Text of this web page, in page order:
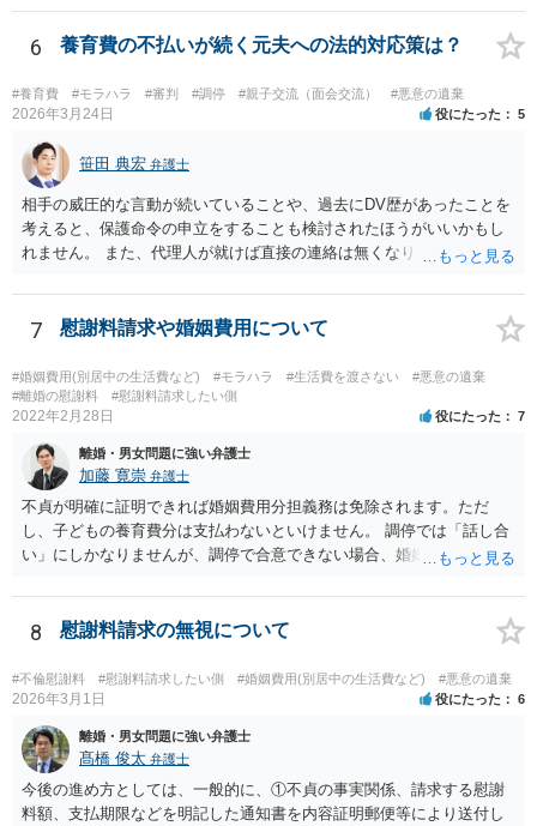
能力がない状況で作成した場合などは、無効になったり取り消された
りする可能性があります。しかし、法的には無効や取消しを主張する
ハードルはとても高いです。お聞きする限り、今回のケースでは無効
や取消しとなるような事情はないと思われます。 ③ 公正証書を作成
するには、公正証書を作成すること自体の双方の合意と相互の協力
ります）と、合意内容について双方の了承が必要です。 現状では相
手方と合意を経るのは、難しいのではないでしょうか。 作成済みの
協議書に記載された養育費の金額が法的にみて低すぎる場合は、養育
費増額を求める調停を提起するのがお勧めです。 調停で話し合いが
まとまらなければ、審判といって、それぞれの収入をもとに裁判所が
押えが考えられます。）することが可能です。 作成済みの協議書
行することができないという状況です。 ④ まず、現状からすれば公
正証書の作成の依頼ではなく、依頼を受けるとすれば養育費増額の調
停だと思います。 弁護士費用は自由化されており、弁護士ごとに
異なりますが、依頼時に２０～３０万円程度、増額が実現できた場合
には増額できた金額の●％という形で報酬を設定している場合が多いと
思います。 調停や審判によって、養育費が現状と比べて増減額し
得るのは③で説明したとおりです。 ⑤ 養育費の増額を求めることが
できる可能性があるのは③で説明したとおりです。 違反の内容次
第ではありますが、迷惑行為の停止を求めたり、賠償を求める訴訟と
いうものも、一応考えられないではありません。 ただし、訴訟を
起こすにも相応の費用と時間がかかります。 たとえば養育費の増
額調停を依頼して、併せて弁護士から相手に迷惑行為をやめるよう通
6 養育費の不払いが続く元夫への法的対応策は？
#養育費 #モラハラ #審判 #調停 #親子交流（面会交流） #悪意の遺棄
2026年3月24日 役にたった 5
笹田 典宏 弁護士
相手の威圧的な言動が続いていることや、過去にDV歴があったことを
考えると、保護命令の申立をすることも検討されたほうがいいかもし
れません。 また、代理人が就けば直接の連絡は無くなりますので、ご
やりとりが相当ご心労になっていると見受けられますので、一度弁護
士や行政の相談窓口にご相談されることをお勧め致します。
7 慰謝料請求や婚姻費用について
#婚姻費用(別居中の生活費など) #モラハラ #生活費を渡さない
#悪意の遺棄
#離婚の慰謝料
#慰謝料請求したい側
2022年2月28日 役にたった 7
離婚・男女問題に強い弁護士
加藤 寛崇 弁護士
不貞が明確に証明できれば婚姻費用分担義務は免除されます。ただ
し、子どもの養育費分は支払わないといけません。 調停では「話し合
い」にしかなりませんが、調停で合意できない場合、婚姻費用につい
いといけません。 慰謝料は調停では相手が応じないと決められないの
で、訴訟を起こした裁判でしか（合意できない限り）請求できませ
8 慰謝料請求の無視について
#不倫慰謝料 #慰謝料請求したい側 #婚姻費用(別居中の生活費など) #悪意の遺棄
2026年3月1日 役にたった 6
離婚・男女問題に強い弁護士
髙橋 俊太 弁護士
今後の進め方としては、一般的に、①不貞の事実関係、請求する慰謝
料額、支払期限などを明記した通知書を内容証明郵便等により送付し